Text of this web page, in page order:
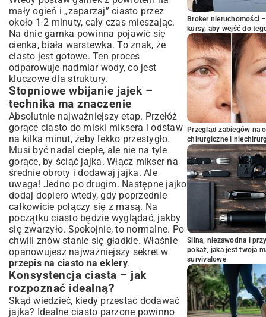
mały ogień i „zaparzaj” ciasto przez
około 1-2 minuty, cały czas mieszając.
Na dnie garnka powinna pojawić się
cienka, biała warstewka. To znak, że
ciasto jest gotowe. Ten proces
odparowuje nadmiar wody, co jest
kluczowe dla struktury.
Stopniowe wbijanie jajek –
technika ma znaczenie
Absolutnie najważniejszy etap. Przełóż
gorące ciasto do miski miksera i odstaw
na kilka minut, żeby lekko przestygło.
Musi być nadal ciepłe, ale nie na tyle
gorące, by ściąć jajka. Włącz mikser na
średnie obroty i dodawaj jajka. Ale
uwaga! Jedno po drugim. Następne jajko
dodaj dopiero wtedy, gdy poprzednie
całkowicie połączy się z masą. Na
początku ciasto będzie wyglądać, jakby
się zwarzyło. Spokojnie, to normalne. Po
chwili znów stanie się gładkie. Właśnie
opanowujesz najważniejszy sekret w
przepis na ciasto na eklery.
Konsystencja ciasta – jak
rozpoznać idealną?
Skąd wiedzieć, kiedy przestać dodawać
jajka? Idealne ciasto parzone powinno
Broker nieruchomości
kursy, aby wejść do
Przegląd zabiegów na
chirurgiczne i
Silna, niezawodna i
pokaż, jaka jest twoja
survivalowe